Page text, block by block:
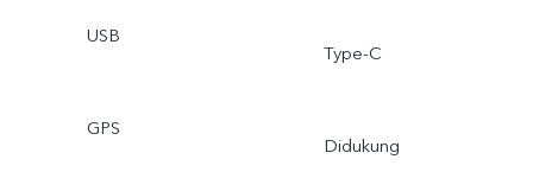
USB
Type-C
GPS
Didukung